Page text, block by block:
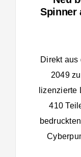
Spinner
Direkt aus
2049
lizenzierte
410